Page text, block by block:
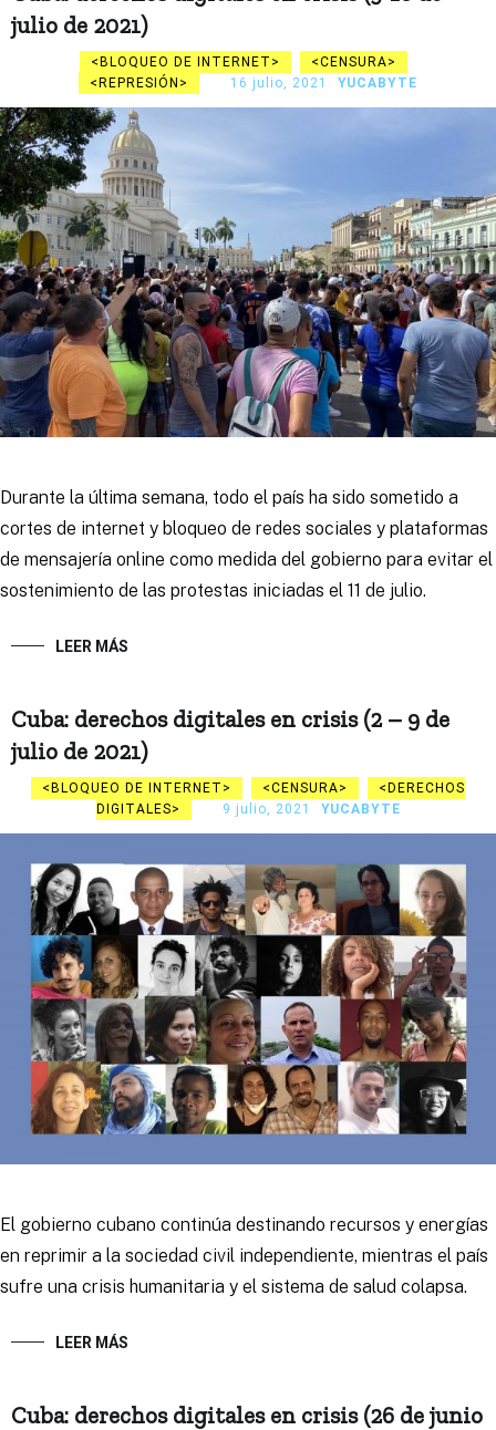
julio de 2021)
BLOQUEO DE INTERNET
CENSURA
REPRESIÓN
16 julio, 2021 YUCABYTE
Durante la última semana, todo el país ha sido sometido a
cortes de internet y bloqueo de redes sociales y plataformas
de mensajería online como medida del gobierno para evitar el
sostenimiento de las protestas iniciadas el 11 de julio.
LEER MÁS
Cuba: derechos digitales en crisis (2 – 9 de
julio de 2021)
BLOQUEO DE INTERNET CENSURA
DERECHOS
DIGITALES
9 julio, 2021 YUCABYTE
El gobierno cubano continúa destinando recursos y energías
en reprimir a la sociedad civil independiente, mientras el país
sufre una crisis humanitaria y el sistema de salud colapsa.
LEER MÁS
Cuba: derechos digitales en crisis (26 de junio